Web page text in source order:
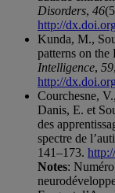
Disorders, 46
http://
Kunda, M.,
patterns on the
Intelligence, 59
http://
Courchesne,
Danis, E. et
des
spectre de
141–173.
Notes: